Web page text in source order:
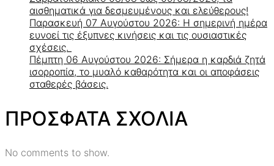
αισθηματικά για δεσμευμένους και ελεύθερους!
Παρασκευή 07 Αυγούστου 2026: Η σημερινή ημέρα
ευνοεί τις έξυπνες κινήσεις και τις ουσιαστικές
σχέσεις.
Πέμπτη 06 Αυγούστου 2026: Σήμερα η καρδιά ζητά
ισορροπία, το μυαλό καθαρότητα και οι αποφάσεις
σταθερές βάσεις.
ΠΡΟΣΦΑΤΑ ΣΧΟΛΙΑ
No comments to show.